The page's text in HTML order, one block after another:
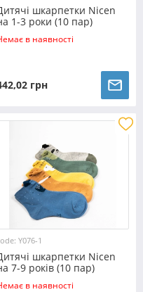
шкарпетки Nicen
1-3 роки (10 пар)
5
в наявності
грн
Y076-1
шкарпетки Nicen
7-9 років (10 пар)
1
в наявності